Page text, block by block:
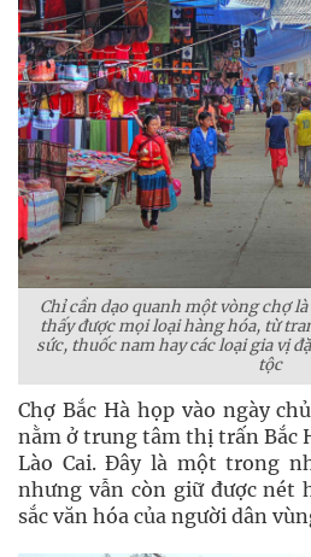
Chỉ cần dạo quanh một vòng chợ
thấy được mọi loại hàng hóa, từ
sức, thuốc nam hay các loại gia vị
tộc
Chợ Bắc Hà họp vào ngày
nằm ở trung tâm thị trấn Bắc
Lào Cai. Đây là một trong
nhưng vẫn còn giữ được nét
sắc văn hóa của người dân